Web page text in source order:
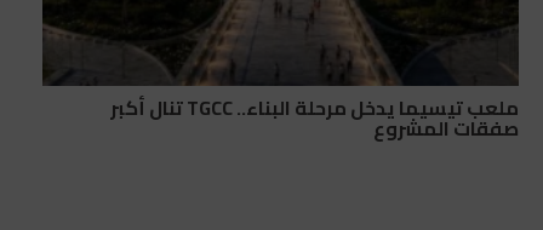
ملعب تيسيما يدخل مرحلة البناء.. TGCC تنال أكبر
صفقات المشروع